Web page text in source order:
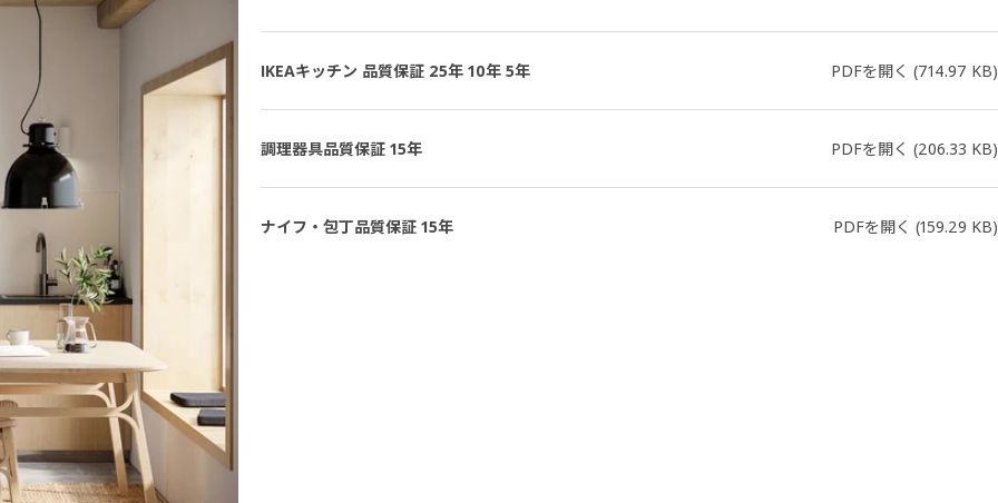
IKEAキッチン 品質保証 25年 10年 5年 PDFを開く (714.97 KB)
調理器具品質保証 15年 PDFを開く (206.33 KB)
ナイフ・包丁品質保証 15年 PDFを開く (159.29 KB)